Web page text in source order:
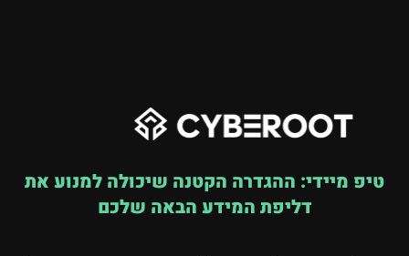
טיפ מיידי: ההגדרה הקטנה שיכולה למנוע את
דליפת המידע הבאה שלכם